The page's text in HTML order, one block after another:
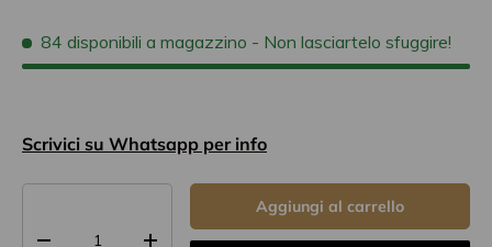
84 disponibili a magazzino - Non lasciartelo sfuggire!
Scrivici su Whatsapp per info
Aggiungi al carrello